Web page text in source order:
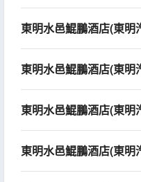
東明水邑鯤鵬酒店(東明
東明水邑鯤鵬酒店(東明
東明水邑鯤鵬酒店(東明
東明水邑鯤鵬酒店(東明